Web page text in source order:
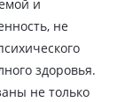
и
не
здоровья.
не только